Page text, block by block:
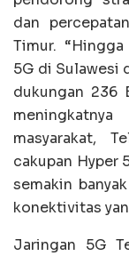
dan
Timur.
5G di Sulawesi
dukungan 236
masyarakat,
cakupan Hyper
semakin
konektivitas
Jaringan 5G